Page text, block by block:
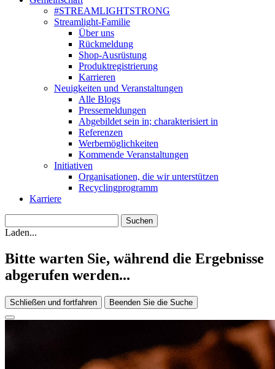
#STREAMLIGHTSTRONG
Streamlight-Familie
Über uns
Rückmeldung
Shop-Ausrüstung
Produktregistrierung
Karrieren
Neuigkeiten und Veranstaltungen
Alle Blogs
Pressemeldungen
Abgebildet sein in; charakterisiert in
Referenzen
Werbemöglichkeiten
Kommende Veranstaltungen
Initiativen
Organisationen, die wir unterstützen
Recyclingprogramm
Karriere
Laden...
Bitte warten Sie, während die Ergebnisse
abgerufen werden...
Schließen und fortfahren Beenden Sie die Suche